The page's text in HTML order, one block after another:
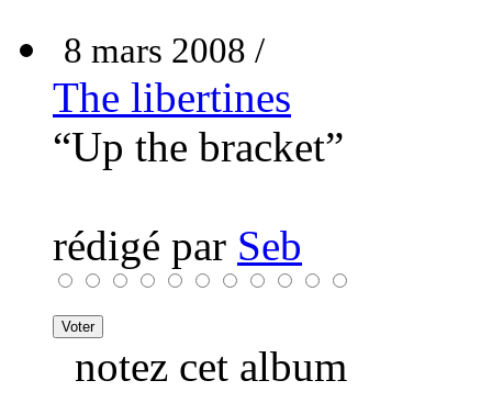
8 mars 2008 /
The libertines
“Up the bracket”
rédigé par Seb
notez cet album